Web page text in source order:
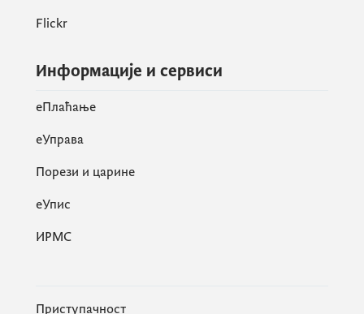
Flickr
Информације и сервиси
eПлаћање
еУправа
Порези и царине
eУпис
ИРМС
Приступачност